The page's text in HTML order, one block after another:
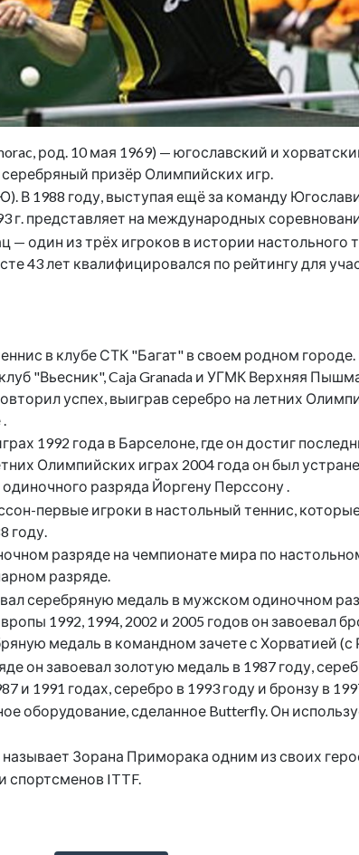
род. 10 мая 1969) — югославский и
призёр Олимпийских игр.
В 1988 году, выступая ещё за команду
г. представляет на международных
— один из трёх игроков в истории
43 лет квалифицировался по рейтингу для
в клубе СТК "Багат" в своем родном
"Вьесник", Caja Granada и УГМК Верхняя
успех, выиграв серебро на летних
1992 года в Барселоне, где он достиг
Олимпийских играх 2004 года он был
разряда Йоргену Перссону .
первые игроки в настольный теннис,
году.
разряде на чемпионате мира по
разряде.
серебряную медаль в мужском одиночном
1992, 1994, 2002 и 2005 годов он
медаль в командном зачете с Хорватией
завоевал золотую медаль в 1987 году,
1991 годах, серебро в 1993 году и бронзу в
оборудование, сделанное Butterfly. Он
Зорана Приморака одним из своих
спортсменов ITTF.